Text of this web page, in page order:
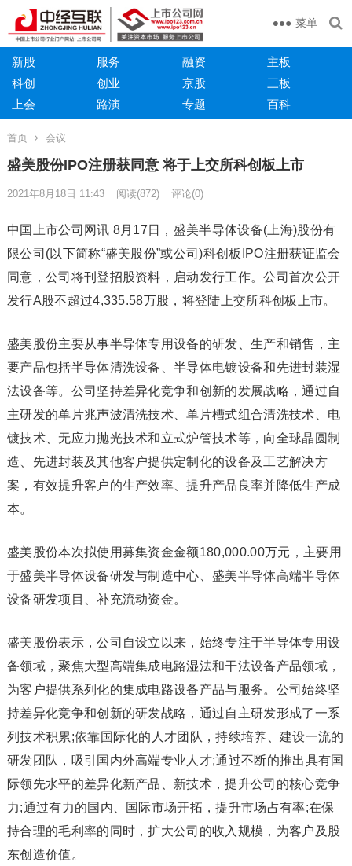
菜单
新股 服务 融资
主板
科创
创业 京股
三板
上会
路演 专题 百科
首页 会议
盛美股份IPO注册获同意 将于上交所科创板上市
2021年8月18日 11:43 阅读(872) 评论(0)
中国上市公司网讯 8月17日，盛美半导体设备(上海)股份有
限公司(以下简称“盛美股份”或公司)科创板IPO注册获证监会
同意，公司将刊登招股资料，启动发行工作。公司首次公开
发行A股不超过4,335.58万股，将登陆上交所科创板上市。
盛美股份主要从事半导体专用设备的研发、生产和销售，主
要产品包括半导体清洗设备、半导体电镀设备和先进封装湿
法设备等。公司坚持差异化竞争和创新的发展战略，通过自
主研发的单片兆声波清洗技术、单片槽式组合清洗技术、电
镀技术、无应力抛光技术和立式炉管技术等，向全球晶圆制
造、先进封装及其他客户提供定制化的设备及工艺解决方
案，有效提升客户的生产效率、提升产品良率并降低生产成
本。
盛美股份本次拟使用募集资金金额180,000.00万元，主要用
于盛美半导体设备研发与制造中心、盛美半导体高端半导体
设备研发项目、补充流动资金。
盛美股份表示，公司自设立以来，始终专注于半导体专用设
备领域，聚焦大型高端集成电路湿法和干法设备产品领域，
为客户提供系列化的集成电路设备产品与服务。公司始终坚
持差异化竞争和创新的研发战略，通过自主研发形成了一系
列技术积累;依靠国际化的人才团队，持续培养、建设一流的
研发团队，吸引国内外高端专业人才;通过不断的推出具有国
际领先水平的差异化新产品、新技术，提升公司的核心竞争
力;通过有力的国内、国际市场开拓，提升市场占有率;在保
持合理的毛利率的同时，扩大公司的收入规模，为客户及股
东创造价值。